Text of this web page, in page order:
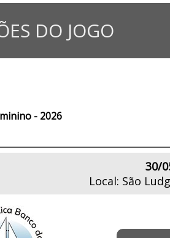
DO JOGO
- 2026
30/
Local: São